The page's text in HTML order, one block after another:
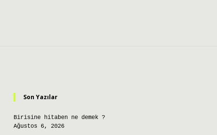
Son Yazılar
Birisine hitaben ne demek ?
Ağustos 6, 2026